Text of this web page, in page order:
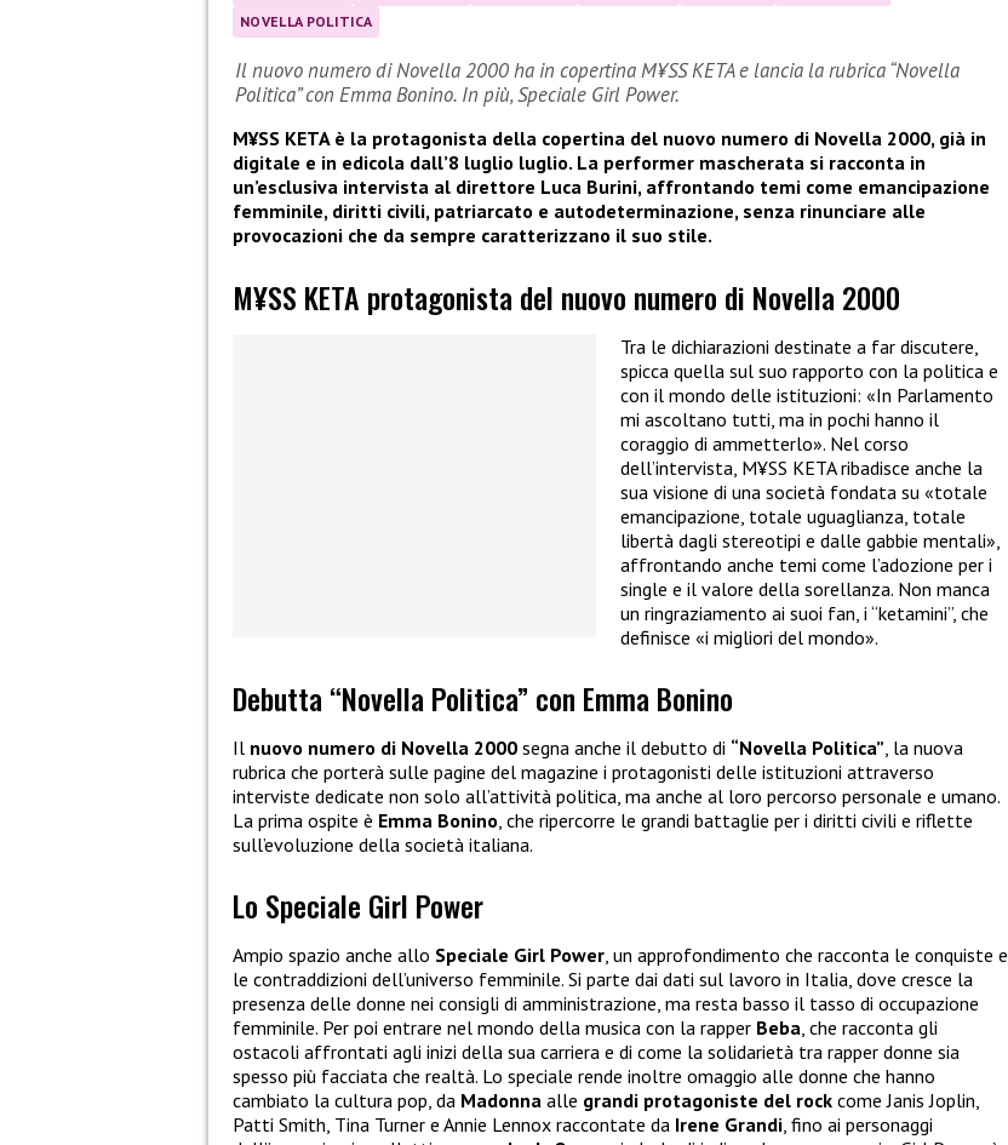
NOVELLA POLITICA
Il nuovo numero di Novella 2000 ha in copertina M¥SS KETA e lancia la rubrica “Novella
Politica” con Emma Bonino. In più, Speciale Girl Power.
M¥SS KETA è la protagonista della copertina del nuovo numero di Novella 2000, già in
digitale e in edicola dall’8 luglio luglio. La performer mascherata si racconta in
un’esclusiva intervista al direttore Luca Burini, affrontando temi come emancipazione
femminile, diritti civili, patriarcato e autodeterminazione, senza rinunciare alle
provocazioni che da sempre caratterizzano il suo stile.
M¥SS KETA protagonista del nuovo numero di Novella 2000
Tra le dichiarazioni destinate a far discutere,
spicca quella sul suo rapporto con la politica e
con il mondo delle istituzioni: «In Parlamento
mi ascoltano tutti, ma in pochi hanno il
coraggio di ammetterlo». Nel corso
dell’intervista, M¥SS KETA ribadisce anche la
sua visione di una società fondata su «totale
emancipazione, totale uguaglianza, totale
libertà dagli stereotipi e dalle gabbie mentali»,
affrontando anche temi come l’adozione per i
single e il valore della sorellanza. Non manca
un ringraziamento ai suoi fan, i “ketamini”, che
definisce «i migliori del mondo».
Debutta “Novella Politica” con Emma Bonino
Il nuovo numero di Novella 2000 segna anche il debutto di “Novella Politica” , la nuova
rubrica che porterà sulle pagine del magazine i protagonisti delle istituzioni attraverso
interviste dedicate non solo all’attività politica, ma anche al loro percorso personale e umano.
La prima ospite è Emma Bonino , che ripercorre le grandi battaglie per i diritti civili e riflette
sull’evoluzione della società italiana.
Lo Speciale Girl Power
Ampio spazio anche allo Speciale Girl Power, un approfondimento che racconta le conquiste e
le contraddizioni dell’universo femminile. Si parte dai dati sul lavoro in Italia, dove cresce la
presenza delle donne nei consigli di amministrazione, ma resta basso il tasso di occupazione
femminile. Per poi entrare nel mondo della musica con la rapper Beba, che racconta gli
ostacoli affrontati agli inizi della sua carriera e di come la solidarietà tra rapper donne sia
spesso più facciata che realtà. Lo speciale rende inoltre omaggio alle donne che hanno
cambiato la cultura pop, da Madonna alle grandi protagoniste del rock come Janis Joplin,
Patti Smith, Tina Turner e Annie Lennox raccontate da Irene Grandi, fino ai personaggi